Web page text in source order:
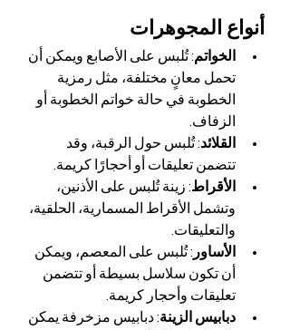
أنواع المجوهرات
الخواتم: تُلبس على الأصابع ويمكن أن
تحمل معانٍ مختلفة، مثل رمزية
الخطوبة في حالة خواتم الخطوبة أو
الزفاف.
القلائد: تُلبس حول الرقبة، وقد
تتضمن تعليقات أو أحجارًا كريمة.
الأقراط: زينة تُلبس على الأذنين،
وتشمل الأقراط المسمارية، الحلقية،
والتعليقات.
الأساور : تُلبس على المعصم، ويمكن
أن تكون سلاسل بسيطة أو تتضمن
تعليقات وأحجار كريمة.
دبابيس الزينة: دبابيس مزخرفة يمكن